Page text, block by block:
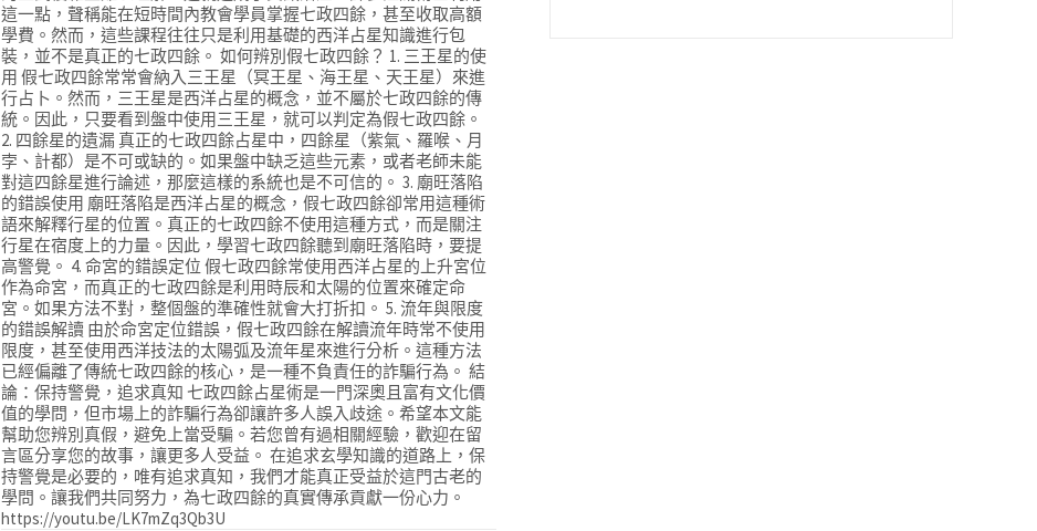
這一點，聲稱能在短時間內教會學員掌握七政四餘，甚至收取高額
學費。然而，這些課程往往只是利用基礎的西洋占星知識進行包
裝，並不是真正的七政四餘。 如何辨別假七政四餘？ 1. 三王星的使
用 假七政四餘常常會納入三王星（冥王星、海王星、天王星）來進
行占卜。然而，三王星是西洋占星的概念，並不屬於七政四餘的傳
統。因此，只要看到盤中使用三王星，就可以判定為假七政四餘。
2. 四餘星的遺漏 真正的七政四餘占星中，四餘星（紫氣、羅喉、月
孛、計都）是不可或缺的。如果盤中缺乏這些元素，或者老師未能
對這四餘星進行論述，那麼這樣的系統也是不可信的。 3. 廟旺落陷
的錯誤使用 廟旺落陷是西洋占星的概念，假七政四餘卻常用這種術
語來解釋行星的位置。真正的七政四餘不使用這種方式，而是關注
行星在宿度上的力量。因此，學習七政四餘聽到廟旺落陷時，要提
高警覺。 4. 命宮的錯誤定位 假七政四餘常使用西洋占星的上升宮位
作為命宮，而真正的七政四餘是利用時辰和太陽的位置來確定命
宮。如果方法不對，整個盤的準確性就會大打折扣。 5. 流年與限度
的錯誤解讀 由於命宮定位錯誤，假七政四餘在解讀流年時常不使用
限度，甚至使用西洋技法的太陽弧及流年星來進行分析。這種方法
已經偏離了傳統七政四餘的核心，是一種不負責任的詐騙行為。 結
論：保持警覺，追求真知 七政四餘占星術是一門深奧且富有文化價
值的學問，但市場上的詐騙行為卻讓許多人誤入歧途。希望本文能
幫助您辨別真假，避免上當受騙。若您曾有過相關經驗，歡迎在留
言區分享您的故事，讓更多人受益。 在追求玄學知識的道路上，保
持警覺是必要的，唯有追求真知，我們才能真正受益於這門古老的
學問。讓我們共同努力，為七政四餘的真實傳承貢獻一份心力。
https://youtu.be/LK7mZq3Qb3U